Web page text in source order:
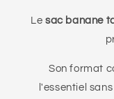
Le sac banane
Son format
l'essentiel